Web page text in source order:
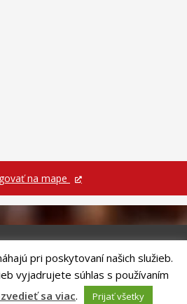
na mape
| Technický prevádzkovateľ – MVI
Kežmarok, Hlavné námestie, 060 01
pri poskytovaní našich služieb.
vyjadrujete súhlas s používaním
sa viac. Prijať všetky